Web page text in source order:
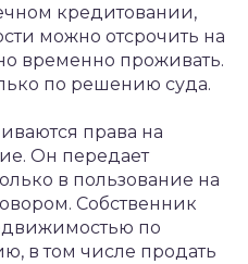
кредитовании,
можно отсрочить на
временно проживать.
по решению суда.
права на
Он передает
в пользование на
Собственник
по
в том числе продать